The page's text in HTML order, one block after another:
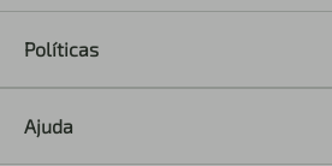
Políticas
Ajuda